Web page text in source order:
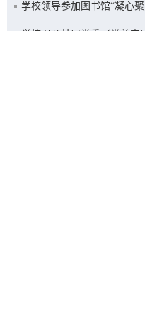
进会
学校领导参加图书馆“凝心
新征程”主题活动
学校召开基层党委（党总支